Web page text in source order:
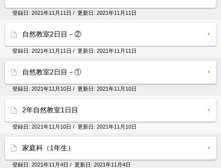
登録日: 2021年11月11日 / 更新日: 2021年11月11日
自然教室2日目－②
登録日: 2021年11月11日 / 更新日: 2021年11月11日
自然教室2日目－①
登録日: 2021年11月10日 / 更新日: 2021年11月10日
2年自然教室1日目
登録日: 2021年11月10日 / 更新日: 2021年11月10日
家庭科（1年生）
登録日: 2021年11月4日 / 更新日: 2021年11月4日